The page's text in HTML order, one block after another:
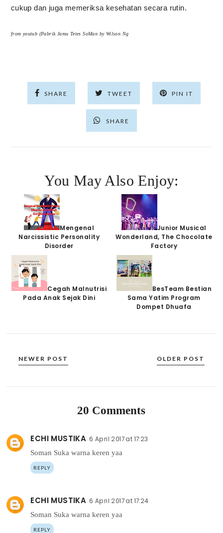
cukup dan juga memeriksa kesehatan secara rutin.
from youtub (Pabrik Jamu Tetes SoMan by Wilson Ng
SHARE TWEET PIN IT
SHARE
You May Also Enjoy:
Mengenal
Narcissistic Personality
Disorder
Junior Musical
Wonderland, The Chocolate
Factory
Cegah Malnutrisi
Pada Anak Sejak Dini
BesTeam Bestian
Sama Yatim Program
Dompet Dhuafa
NEWER POST OLDER POST
20 Comments
ECHI MUSTIKA 6 April 2017 at 17:23
Soman Suka warna keren yaa
REPLY
ECHI MUSTIKA 6 April 2017 at 17:24
Soman Suka warna keren yaa
REPLY